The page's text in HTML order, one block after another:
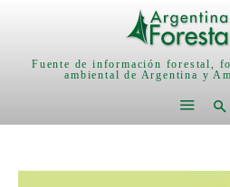
Fuente de información forestal,
ambiental de Argentina y